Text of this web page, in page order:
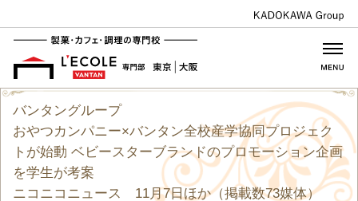
バンタングループ
おやつカンパニー×バンタン全校産学協同プロジェク
トが始動 ベビースターブランドのプロモーション企画
を学生が考案
ニコニコニュース 11月7日ほか（掲載数73媒体）